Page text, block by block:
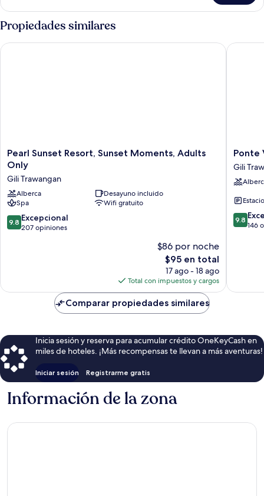
alberca
(Pearl)
1
habitación,
vista
la
Propiedades similares
Pearl
Sunset
Resort,
Sunset
Moments,
Adults
Only
Gili
Pearl Sunset Resort, Sunset Moments, Adults
Only
Gili Trawangan
Alberca
Desayuno incluido
Spa
Wifi gratuito
9.8
de
9.8 Excepcional
207 opiniones
$86 por noche
El
precio
actual
es
de
$95
$95 en total
17 ago - 18 ago
Total con impuestos y cargos
Pearl Sunset Resort, Sunset Moments, Adults Only
Ponte
Villas
Gili
Ponte
Gili
9.8
de
9.8
146
Ponte
Comparar propiedades similares
Inicia sesión y reserva para acumular crédito OneKeyCash en
miles de hoteles. ¡Más recompensas te llevan a más aventuras!
Iniciar sesión Registrarme gratis
Información de la zona